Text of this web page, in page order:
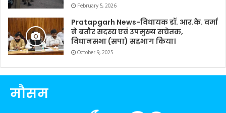
February 5, 2026
Pratapgarh News-विधायक डॉ. आर.के. वर्मा
ने बतौर सदस्य एवं उपमुख्य सचेतक,
विधानसभा (सपा) सहभाग किया।
October 9, 2025
मौसम